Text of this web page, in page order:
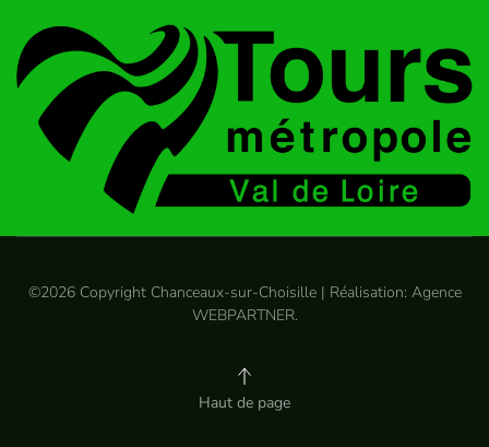
©2026Copyright Chanceaux-sur-Choisille | Réalisation: Agence
WEBPARTNER.
Haut de page